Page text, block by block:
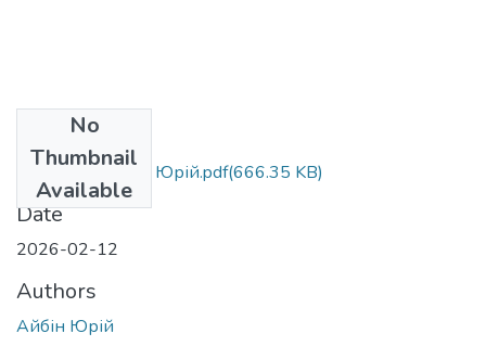
No
Thumbnail
Available
МР.М.281 Айбін Юрій.pdf(666.35 KB)
Date
2026-02-12
Authors
Айбін Юрій